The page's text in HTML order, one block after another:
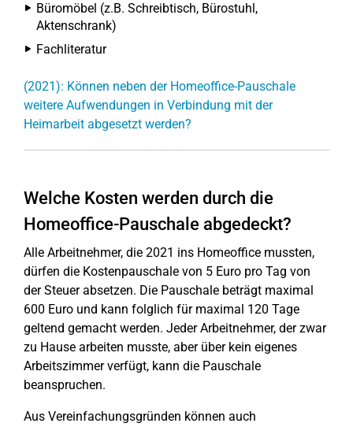
Büromöbel (z.B. Schreibtisch, Bürostuhl,
Aktenschrank)
Fachliteratur
(2021): Können neben der Homeoffice-Pauschale
weitere Aufwendungen in Verbindung mit der
Heimarbeit abgesetzt werden?
Welche Kosten werden durch die
Homeoffice-Pauschale abgedeckt?
Alle Arbeitnehmer, die 2021 ins Homeoffice mussten,
dürfen die Kostenpauschale von 5 Euro pro Tag von
der Steuer absetzen. Die Pauschale beträgt maximal
600 Euro und kann folglich für maximal 120 Tage
geltend gemacht werden. Jeder Arbeitnehmer, der zwar
zu Hause arbeiten musste, aber über kein eigenes
Arbeitszimmer verfügt, kann die Pauschale
beanspruchen.
Aus Vereinfachungsgründen können auch